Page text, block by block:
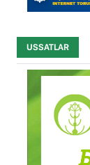
USSATLAR